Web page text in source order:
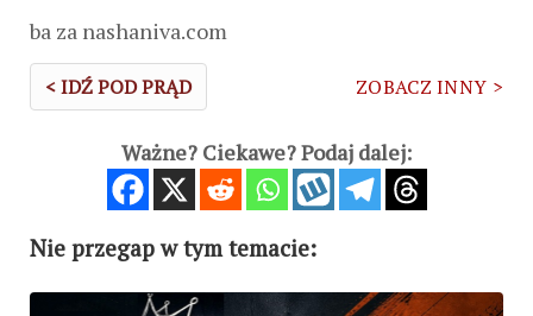
ba za nashaniva.com
< IDŹ POD PRĄD ZOBACZ INNY >
Ważne? Ciekawe? Podaj dalej:
Nie przegap w tym temacie: